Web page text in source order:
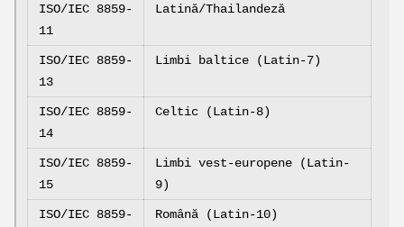
ISO/IEC 8859-
11
Latină/Thailandeză
ISO/IEC 8859-
13
Limbi baltice (Latin-7)
ISO/IEC 8859-
14
Celtic (Latin-8)
ISO/IEC 8859-
15
Limbi vest-europene (Latin-
9)
ISO/IEC 8859-
Română (Latin-10)